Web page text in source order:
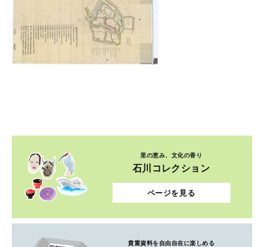
里の恵み、文化の香り
石川コレクション
ページを見る
貴重資料を自由自在に楽しめる